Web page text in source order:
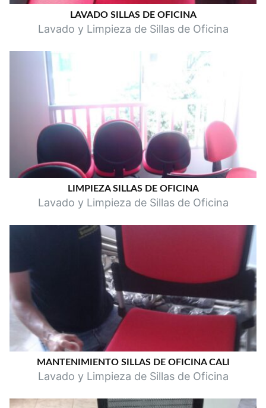
LAVADO SILLAS DE OFICINA
Lavado y Limpieza de Sillas de Oficina
LIMPIEZA SILLAS DE OFICINA
Lavado y Limpieza de Sillas de Oficina
MANTENIMIENTO SILLAS DE OFICINA CALI
Lavado y Limpieza de Sillas de Oficina